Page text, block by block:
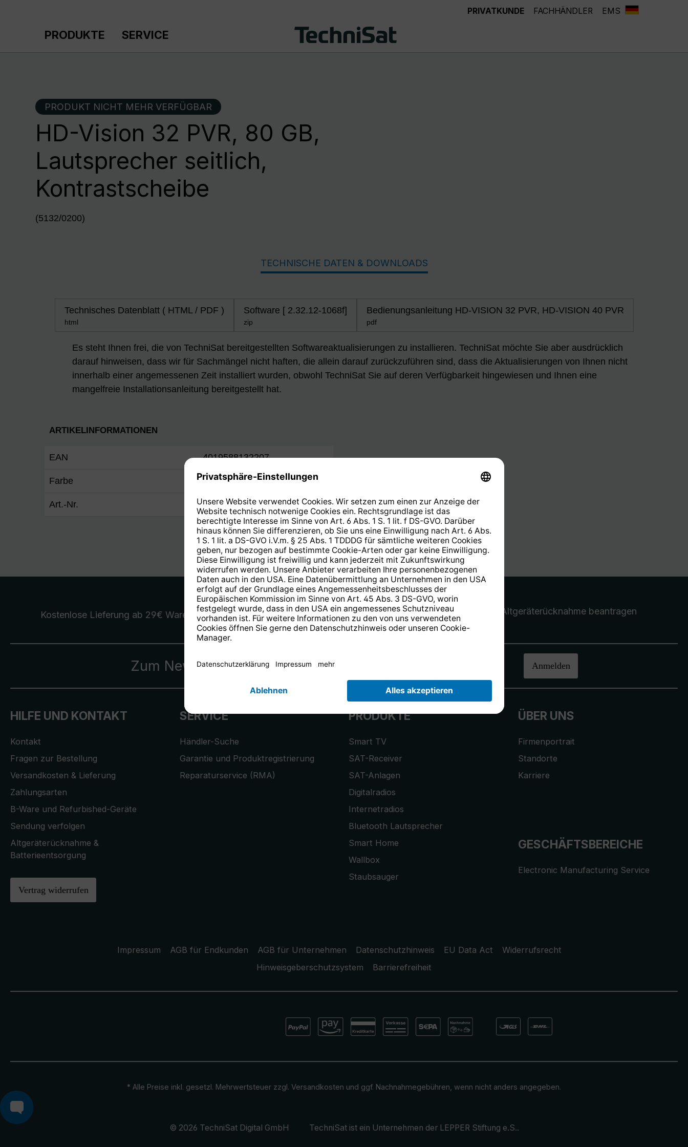
PRIVATKUNDE FACHHÄNDLER EMS
PRODUKTE SERVICE
PRODUKT NICHT MEHR VERFÜGBAR
HD-Vision 32 PVR, 80 GB,
Lautsprecher seitlich,
Kontrastscheibe
(5132/0200)
TECHNISCHE DATEN & DOWNLOADS
Technisches Datenblatt ( HTML / PDF )
html
Software [ 2.32.12-1068f]
zip
Bedienungsanleitung HD-VISION 32 PVR, HD-VISION 40 PVR
pdf
Es steht Ihnen frei, die von TechniSat bereitgestellten Softwareaktualisierungen zu installieren. TechniSat möchte Sie aber ausdrücklich
darauf hinweisen, dass wir für Sachmängel nicht haften, die allein darauf zurückzuführen sind, dass die Aktualisierungen von Ihnen nicht
innerhalb einer angemessenen Zeit installiert wurden, obwohl TechniSat Sie auf deren Verfügbarkeit hingewiesen und Ihnen eine
mangelfreie Installationsanleitung bereitgestellt hat.
ARTIKELINFORMATIONEN
EAN 4019588132207
Farbe silber
Art.-Nr. 5132/0200
Kostenlose Lieferung ab 29€ Warenwert 14 Tage kostenloseRücksendung. Altgeräterücknahme beantragen
Zum Newsletter anmelden und10,-€ Gutschein Anmelden
HILFE UND KONTAKT
Kontakt
Fragen zur Bestellung
Versandkosten & Lieferung
Zahlungsarten
B-Ware und Refurbished-Geräte
Sendung verfolgen
Altgeräterücknahme &
Batterieentsorgung
Vertrag widerrufen
SERVICE
Händler-Suche
Garantie und Produktregistrierung
Reparaturservice (RMA)
PRODUKTE
Smart TV
SAT-Receiver
SAT-Anlagen
Digitalradios
Internetradios
Bluetooth Lautsprecher
Smart Home
Wallbox
Staubsauger
ÜBER UNS
Firmenportrait
Standorte
Karriere
GESCHÄFTSBEREICHE
Electronic Manufacturing Service
Impressum AGB für Endkunden AGB für Unternehmen Datenschutzhinweis EU Data Act
Widerrufsrecht
Hinweisgeberschutzsystem
Barrierefreiheit
* Alle Preise inkl. gesetzl. Mehrwertsteuer zzgl. Versandkosten und ggf. Nachnahmegebühren, wenn nicht anders angegeben.
© 2026 TechniSat Digital GmbH TechniSat ist ein Unternehmen der LEPPER Stiftung e.S..